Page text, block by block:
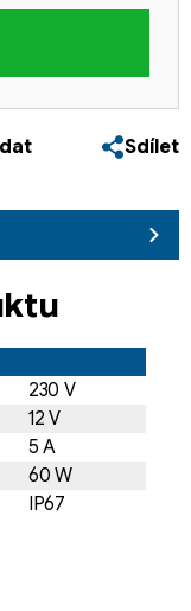
Sdílet
230 V
12 V
5 A
60 W
IP67